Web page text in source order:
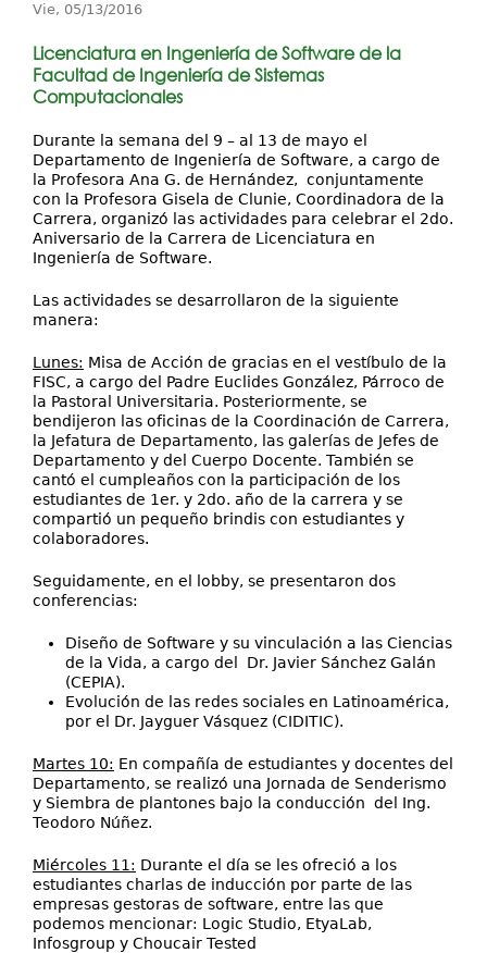
Vie, 05/13/2016
Licenciatura en Ingeniería de Software de la
Facultad de Ingeniería de Sistemas
Computacionales
Durante la semana del 9 – al 13 de mayo el
Departamento de Ingeniería de Software, a cargo de
la Profesora Ana G. de Hernández, conjuntamente
con la Profesora Gisela de Clunie, Coordinadora de la
Carrera, organizó las actividades para celebrar el 2do.
Aniversario de la Carrera de Licenciatura en
Ingeniería de Software.
Las actividades se desarrollaron de la siguiente
manera:
Lunes: Misa de Acción de gracias en el vestíbulo de la
FISC, a cargo del Padre Euclides González, Párroco de
la Pastoral Universitaria. Posteriormente, se
bendijeron las oficinas de la Coordinación de Carrera,
la Jefatura de Departamento, las galerías de Jefes de
Departamento y del Cuerpo Docente. También se
cantó el cumpleaños con la participación de los
estudiantes de 1er. y 2do. año de la carrera y se
compartió un pequeño brindis con estudiantes y
colaboradores.
Seguidamente, en el lobby, se presentaron dos
conferencias:
Diseño de Software y su vinculación a las Ciencias
de la Vida, a cargo del Dr. Javier Sánchez Galán
(CEPIA).
Evolución de las redes sociales en Latinoamérica,
por el Dr. Jayguer Vásquez (CIDITIC).
Martes 10: En compañía de estudiantes y docentes del
Departamento, se realizó una Jornada de Senderismo
y Siembra de plantones bajo la conducción del Ing.
Teodoro Núñez.
Miércoles 11: Durante el día se les ofreció a los
estudiantes charlas de inducción por parte de las
empresas gestoras de software, entre las que
podemos mencionar: Logic Studio, EtyaLab,
Infosgroup y Choucair Tested